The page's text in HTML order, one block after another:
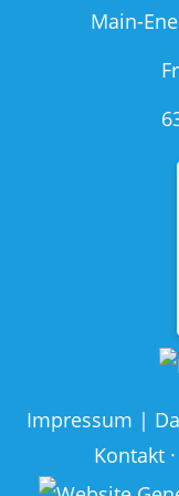
Main-
Impressum |
Kontakt